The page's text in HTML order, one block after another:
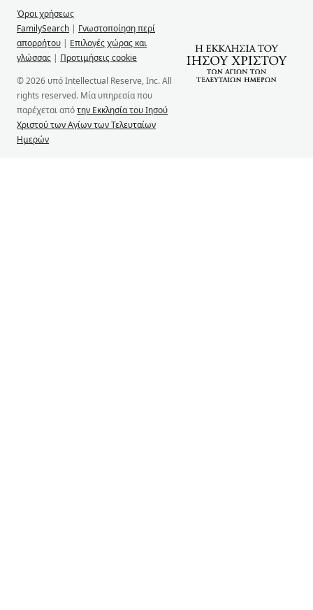
Όροι χρήσεως
FamilySearch | Γνωστοποίηση περί
απορρήτου | Επιλογές χώρας και
γλώσσας | Προτιμήσεις cookie
© 2026 υπό Intellectual Reserve, Inc. All
rights reserved. Μία υπηρεσία που
παρέχεται απότην Εκκλησία του Ιησού
Χριστού των Αγίων των Τελευταίων
Ημερών